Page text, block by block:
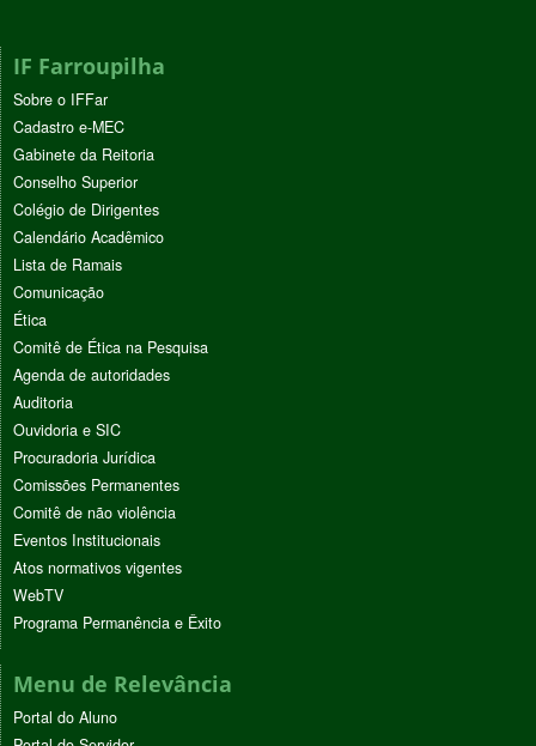
IF Farroupilha
Sobre o IFFar
Cadastro e-MEC
Gabinete da Reitoria
Conselho Superior
Colégio de Dirigentes
Calendário Acadêmico
Lista de Ramais
Comunicação
Ética
Comitê de Ética na Pesquisa
Agenda de autoridades
Auditoria
Ouvidoria e SIC
Procuradoria Jurídica
Comissões Permanentes
Comitê de não violência
Eventos Institucionais
Atos normativos vigentes
WebTV
Programa Permanência e Êxito
Menu de Relevância
Portal do Aluno